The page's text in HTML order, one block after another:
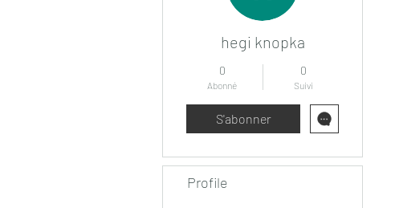
hegi knopka
0
Abonné
0
Suivi
S'abonner
Profile